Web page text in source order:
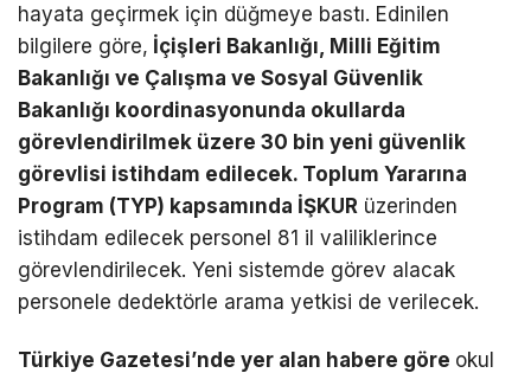
hayata geçirmek için düğmeye bastı. Edinilen
bilgilere göre, İçişleri Bakanlığı, Milli Eğitim
Bakanlığı ve Çalışma ve Sosyal Güvenlik
Bakanlığı koordinasyonunda okullarda
görevlendirilmek üzere 30 bin yeni güvenlik
görevlisi istihdam edilecek. Toplum Yararına
Program (TYP) kapsamında İŞKUR üzerinden
istihdam edilecek personel 81 il valiliklerince
görevlendirilecek. Yeni sistemde görev alacak
personele dedektörle arama yetkisi de verilecek.
Türkiye Gazetesi’nde yer alan habere göre okul